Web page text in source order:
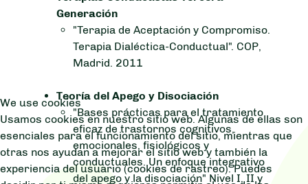
Generación
"Terapia de Aceptación y Compromiso.
Terapia Dialéctica-Conductual". COP,
Madrid. 2011
Teoría del Apego y Disociación
"Bases prácticas para el tratamiento
eficaz de trastornos cognitivos,
emocionales, fisiológicos y
conductuales. Un enfoque integrativo
del apego y la disociación" Nivel I, II y
We use cookies
Usamos cookies en nuestro sitio web. Algunas de ellas son
esenciales para el funcionamiento del sitio, mientras que
otras nos ayudan a mejorar el sitio web y también la
experiencia del usuario (cookies de rastreo). Puedes